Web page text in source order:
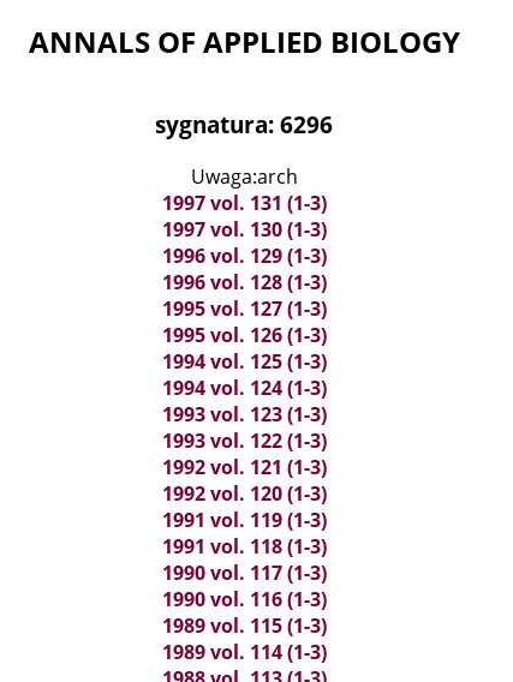
ANNALS OF APPLIED BIOLOGY
sygnatura: 6296
Uwaga:arch
1997 vol. 131 (1-3)
1997 vol. 130 (1-3)
1996 vol. 129 (1-3)
1996 vol. 128 (1-3)
1995 vol. 127 (1-3)
1995 vol. 126 (1-3)
1994 vol. 125 (1-3)
1994 vol. 124 (1-3)
1993 vol. 123 (1-3)
1993 vol. 122 (1-3)
1992 vol. 121 (1-3)
1992 vol. 120 (1-3)
1991 vol. 119 (1-3)
1991 vol. 118 (1-3)
1990 vol. 117 (1-3)
1990 vol. 116 (1-3)
1989 vol. 115 (1-3)
1989 vol. 114 (1-3)